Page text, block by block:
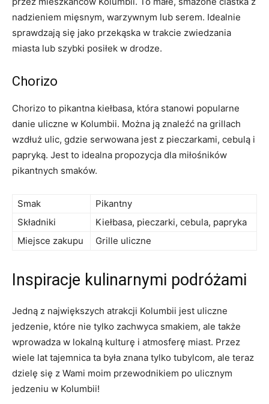
nadzieniem mięsnym, warzywnym lub ​serem. Idealnie
sprawdzają się jako przekąska ‌w ‌trakcie zwiedzania⁢
miasta lub szybki posiłek w drodze.
Chorizo
Chorizo to pikantna⁢ kiełbasa, która stanowi popularne
⁤danie uliczne w Kolumbii. Można ją znaleźć na ‍grillach
wzdłuż ulic, gdzie serwowana jest z pieczarkami, cebulą i
papryką. Jest to idealna propozycja dla miłośników
pikantnych smaków.
Smak
Pikantny
Składniki
Kiełbasa, pieczarki, cebula, papryka
Miejsce zakupu
Grille uliczne
Inspiracje kulinarnymi⁤ podróżami
Jedną z największych atrakcji Kolumbii jest uliczne
jedzenie, które⁤ nie tylko zachwyca ⁣smakiem, ⁤ale także
wprowadza w lokalną‍ kulturę‌ i atmosferę⁣ miast. Przez
wiele ‌lat tajemnica ta była⁣ znana tylko tubylcom, ale teraz
dzielę się z Wami moim przewodnikiem po ulicznym
jedzeniu w ‍Kolumbii!